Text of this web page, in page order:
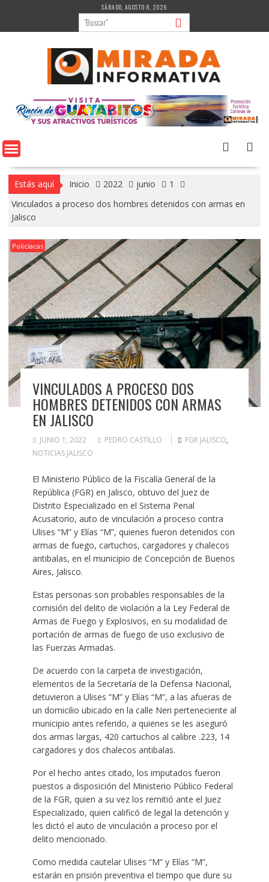
contenido
SÁBADO, AGOSTO 8, 2026
Estás aquí Inicio 2022 junio
1
Vinculados a proceso dos hombres detenidos con armas en
Jalisco
Policíacas
VINCULADOS A PROCESO DOS
HOMBRES DETENIDOS CON ARMAS
EN JALISCO
JUNIO 1, 2022 PEDRO CASTILLO FGR JALISCO,
NOTICIAS JALISCO
El Ministerio Público de la Fiscalía General de la
República (FGR) en Jalisco, obtuvo del Juez de
Distrito Especializado en el Sistema Penal
Acusatorio, auto de vinculación a proceso contra
Ulises “M” y Elías “M”, quienes fueron detenidos con
armas de fuego, cartuchos, cargadores y chalecos
antibalas, en el municipio de Concepción de Buenos
Aires, Jalisco.
Estas personas son probables responsables de la
comisión del delito de violación a la Ley Federal de
Armas de Fuego y Explosivos, en su modalidad de
portación de armas de fuego de uso exclusivo de
las Fuerzas Armadas.
De acuerdo con la carpeta de investigación,
elementos de la Secretaría de la Defensa Nacional,
detuvieron a Ulises “M” y Elías “M”, a las afueras de
un domicilio ubicado en la calle Neri perteneciente al
municipio antes referido, a quienes se les aseguró
dos armas largas, 420 cartuchos al calibre .223, 14
cargadores y dos chalecos antibalas.
Por el hecho antes citado, los imputados fueron
puestos a disposición del Ministerio Público Federal
de la FGR, quien a su vez los remitió ante el Juez
Especializado, quien calificó de legal la detención y
les dictó el auto de vinculación a proceso por el
delito mencionado.
Como medida cautelar Ulises “M” y Elías “M”,
estarán en prisión preventiva el tiempo que dure su